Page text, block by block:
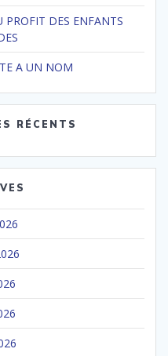
PROFIT DES ENFANTS
A UN NOM
RÉCENTS